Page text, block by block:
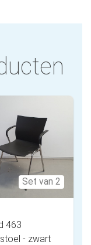
Set van 2
463
- zwart